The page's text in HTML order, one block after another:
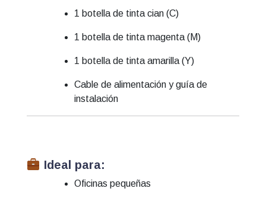
1 botella de tinta cian (C)
1 botella de tinta magenta (M)
1 botella de tinta amarilla (Y)
Cable de alimentación y guía de
instalación
Ideal para:
Oficinas pequeñas